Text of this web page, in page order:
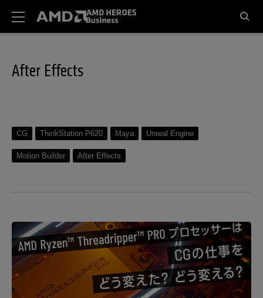
After Effects
CG ThinkStation P620 Maya Unreal Engine
Motion Builder After Effects